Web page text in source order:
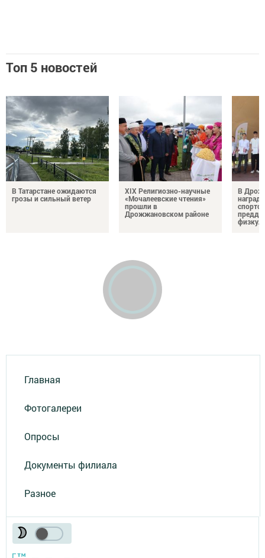
Топ 5 новостей
В Татарстане ожидаются
грозы и сильный ветер
XIX Религиозно-научные
«Мочалеевские чтения»
прошли в
Дрожжановском районе
В
Главная
Фотогалереи
Опросы
Документы филиала
Разное